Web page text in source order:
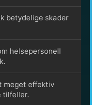
betydelige skader
helsepersonell
meget effektiv
tilfeller.